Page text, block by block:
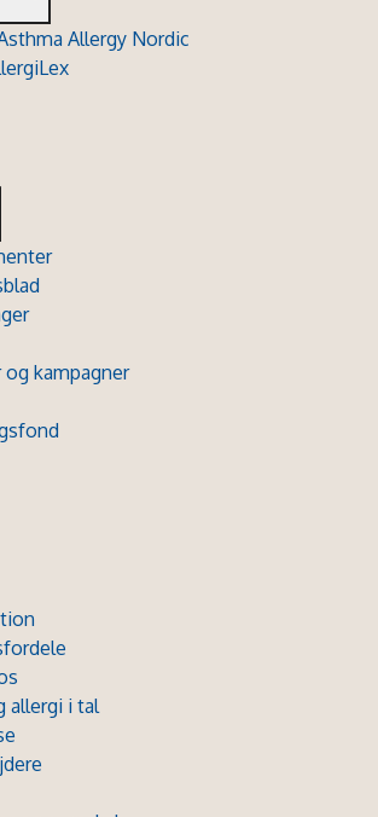
Allergy Nordic
kampagner
allergi i tal